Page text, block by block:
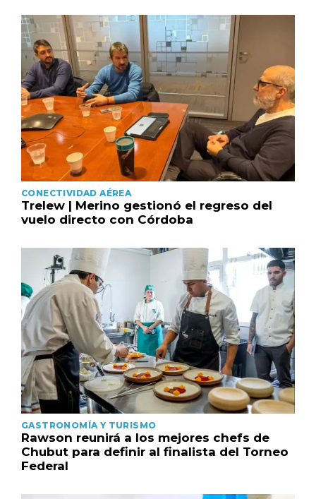
CONECTIVIDAD AÉREA
Trelew | Merino gestionó el regreso del
vuelo directo con Córdoba
GASTRONOMÍA Y TURISMO
Rawson reunirá a los mejores chefs de
Chubut para definir al finalista del Torneo
Federal